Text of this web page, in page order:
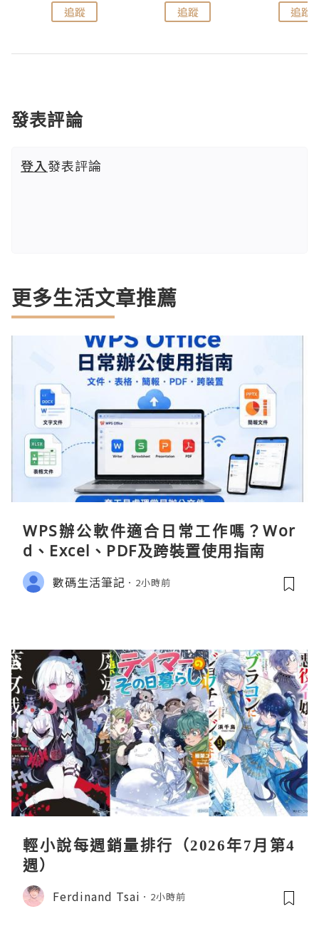
追蹤 追蹤 追蹤
發表評論
登入發表評論
更多生活文章推薦
WPS辦公軟件適合日常工作嗎？Wor
d、Excel、PDF及跨裝置使用指南
數碼生活筆記 2小時前
輕小說每週銷量排行（2026年7月第4
週）
Ferdinand Tsai 2小時前